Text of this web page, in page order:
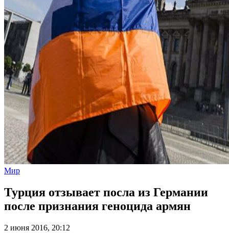
Мир
Турция отзывает посла из Германии
после признания геноцида армян
2 июня 2016, 20:12